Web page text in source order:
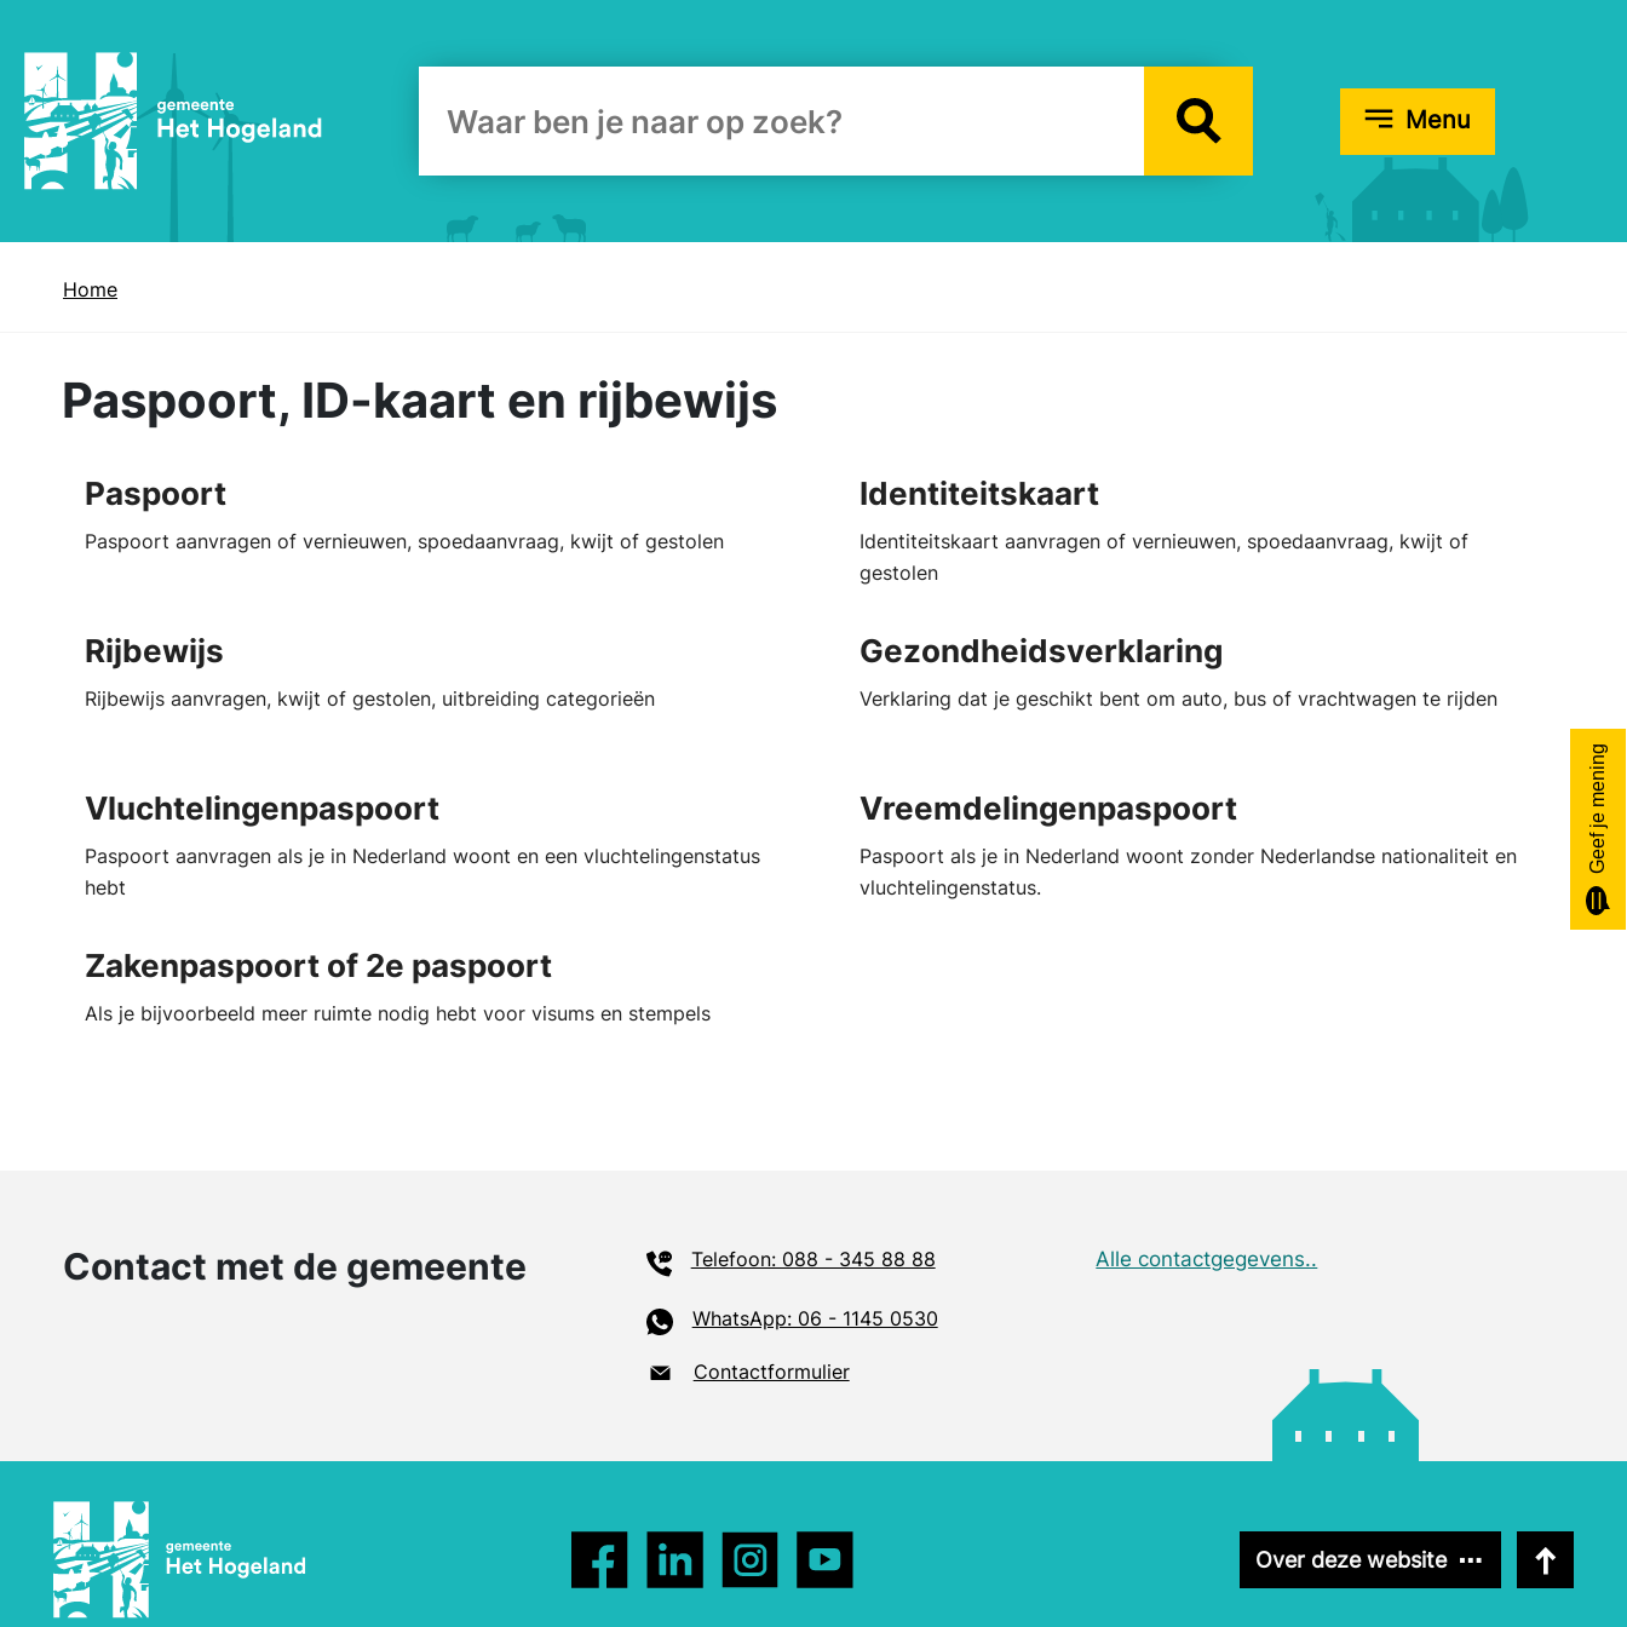
Menu
Home
Paspoort, ID-kaart en rijbewijs
Paspoort
Paspoort aanvragen of vernieuwen, spoedaanvraag, kwijt of gestolen
Identiteitskaart
Identiteitskaart aanvragen of vernieuwen, spoedaanvraag, kwijt of
gestolen
Rijbewijs
Rijbewijs aanvragen, kwijt of gestolen, uitbreiding categorieën
Gezondheidsverklaring
Verklaring dat je geschikt bent om auto, bus of vrachtwagen te rijden
Vluchtelingenpaspoort
Paspoort aanvragen als je in Nederland woont en een vluchtelingenstatus
hebt
Vreemdelingenpaspoort
Paspoort als je in Nederland woont zonder Nederlandse nationaliteit en
vluchtelingenstatus.
Zakenpaspoort of 2e paspoort
Als je bijvoorbeeld meer ruimte nodig hebt voor visums en stempels
Contact met de gemeente Telefoon: 088 - 345 88 88
WhatsApp: 06 - 1145 0530
Contactformulier
Alle contactgegevens..
Over deze website
Naar
Geef je mening